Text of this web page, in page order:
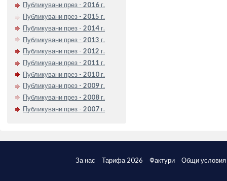
Публикувани през - 2016 г.
Публикувани през - 2015 г.
Публикувани през - 2014 г.
Публикувани през - 2013 г.
Публикувани през - 2012 г.
Публикувани през - 2011 г.
Публикувани през - 2010 г.
Публикувани през - 2009 г.
Публикувани през - 2008 г.
Публикувани през - 2007 г.
За нас Тарифа 2026 Фактури Общи условия